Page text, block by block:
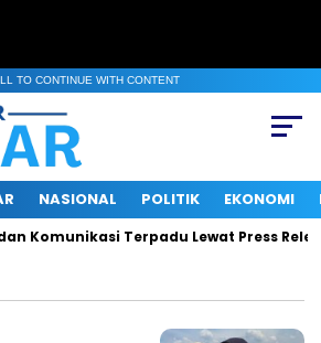
TO CONTINUE WITH CONTENT
NASIONAL POLITIK EKONOMI
Komunikasi Terpadu Lewat Press